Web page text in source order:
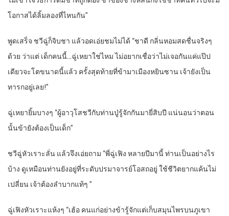
โอกาสได้ลิ้มลองที่ไหนกัน”
พูดเสร็จ ชวีฉู่ก็จิบชา แล้วอดเอ่ยชมไม่ได้ “ชาดี กลิ่นหอมสดชื่นจริงๆ
ด้วย ว่าแต่ เด็กคนนี้…ฉู่เหยาใช่ไหม ไม่อยากเชื่อว่าไม่เจอกันแค่แป๊ป
เดียวจะโตขนาดนี้แล้ว ครั้งสุดท้ายที่ข้ามาเมืองหยินซาน เจ้ายังเป็น
ทารกอยู่เลย!”
ฉู่เหยายิ้มบางๆ “ผู้อาวุโสชวีกับท่านปู่รู้จักกันมายี่สิบปี แน่นอนว่าตอน
นั้นข้ายังต้องเป็นเด็ก”
ชวีฉู่หัวเราะลั่น แล้วจึงเอ่ยถาม “พี่ฉู่เฟิง หลายปีมานี้ ท่านเป็นอย่างไร
บ้าง ดูเหมือนท่านยังอยู่ที่ระดับปรมาจารย์โอสถอยู่ ใช้ชีวิตยากแค้นไม่
เปลี่ยน เจ้าต้องลำบากแท้ๆ ”
ฉู่เฟิงหัวเราะแห้งๆ “เฮ้อ คนแก่อย่างข้ารู้จักแต่เก็บสมุนไพรบนภูเขา